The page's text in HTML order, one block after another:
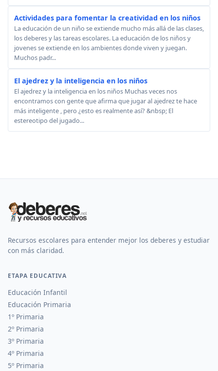
Actividades para fomentar la creatividad en los niños
La educación de un niño se extiende mucho más allá de las clases,
los deberes y las tareas escolares. La educación de los niños y
jovenes se extiende en los ambientes donde viven y juegan.
Muchos padr...
El ajedrez y la inteligencia en los niños
El ajedrez y la inteligencia en los niños Muchas veces nos
encontramos con gente que afirma que jugar al ajedrez te hace
más inteligente , pero ¿esto es realmente así? &nbsp; El
estereotipo del jugado...
Recursos escolares para entender mejor los deberes y estudiar
con más claridad.
ETAPA EDUCATIVA
Educación Infantil
Educación Primaria
1º Primaria
2º Primaria
3º Primaria
4º Primaria
5º Primaria